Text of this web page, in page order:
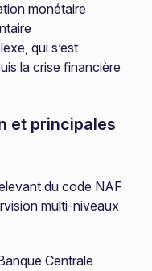
monétaire
qui s’est
la crise financière
et principales
du code NAF
multi-niveaux
Centrale